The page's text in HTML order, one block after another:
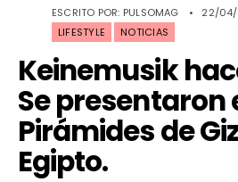
ESCRITO POR: PULSOMAG • 22/
LIFESTYLE
NOTICIAS
Keinemusik
Se presentaron
Pirámides de
Egipto.